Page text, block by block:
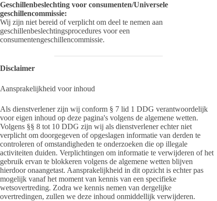
Geschillenbeslechting voor consumenten/Universele
geschillencommissie:
Wij zijn niet bereid of verplicht om deel te nemen aan
geschillenbeslechtingsprocedures voor een
consumentengeschillencommissie.
Disclaimer
Aansprakelijkheid voor inhoud
Als dienstverlener zijn wij conform § 7 lid 1 DDG verantwoordelijk
voor eigen inhoud op deze pagina's volgens de algemene wetten.
Volgens §§ 8 tot 10 DDG zijn wij als dienstverlener echter niet
verplicht om doorgegeven of opgeslagen informatie van derden te
controleren of omstandigheden te onderzoeken die op illegale
activiteiten duiden. Verplichtingen om informatie te verwijderen of het
gebruik ervan te blokkeren volgens de algemene wetten blijven
hierdoor onaangetast. Aansprakelijkheid in dit opzicht is echter pas
mogelijk vanaf het moment van kennis van een specifieke
wetsovertreding. Zodra we kennis nemen van dergelijke
overtredingen, zullen we deze inhoud onmiddellijk verwijderen.